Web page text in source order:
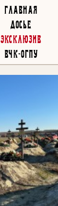
Главная
Досье
Эксклюзив
ВЧК-ОГПУ